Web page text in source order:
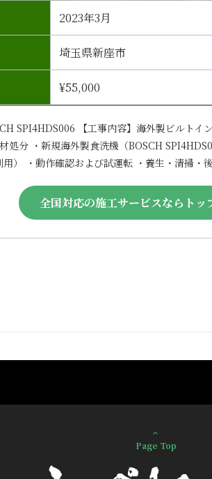
2023年3月
埼玉県新座市
¥55,000
SPI4HDS006 【工事内容】海外製ビルトイ
処分 ・新規海外製食洗機（BOSCH
） ・動作確認および試運転 ・養生・清掃・
全国対応の施工サービスならトッ
Page Top